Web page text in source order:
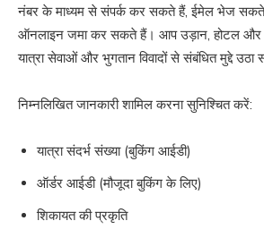
नंबर के माध्यम से संपर्क कर सकते हैं, ईमेल भेज सकते
ऑनलाइन जमा कर सकते हैं। आप उड़ान, होटल और
यात्रा सेवाओं और भुगतान विवादों से संबंधित मुद्दे
निम्नलिखित जानकारी शामिल करना सुनिश्चित करें:
यात्रा संदर्भ संख्या (बुकिंग आईडी)
ऑर्डर आईडी (मौजूदा बुकिंग के लिए)
शिकायत की प्रकृति